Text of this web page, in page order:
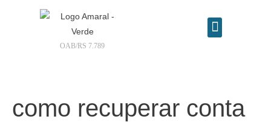
OAB/RS 7.789
como recuperar conta